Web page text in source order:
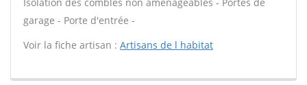
garage - Porte d'entrée -
Voir la fiche artisan : Artisans de l habitat